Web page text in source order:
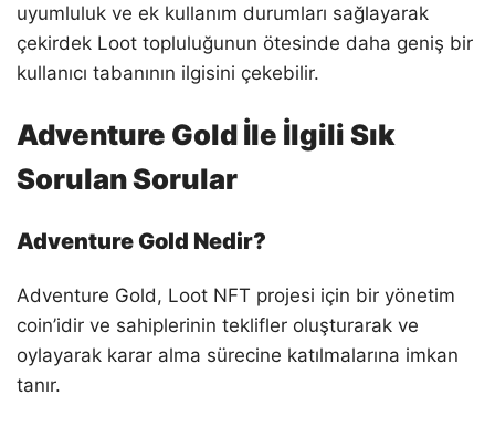
uyumluluk ve ek kullanım durumları sağlayarak
çekirdek Loot topluluğunun ötesinde daha geniş bir
kullanıcı tabanının ilgisini çekebilir.
Adventure Gold İle İlgili Sık
Sorulan Sorular
Adventure Gold Nedir?
Adventure Gold, Loot NFT projesi için bir yönetim
coin’idir ve sahiplerinin teklifler oluşturarak ve
oylayarak karar alma sürecine katılmalarına imkan
tanır.